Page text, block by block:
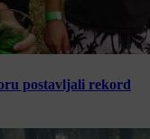
postavljali rekord